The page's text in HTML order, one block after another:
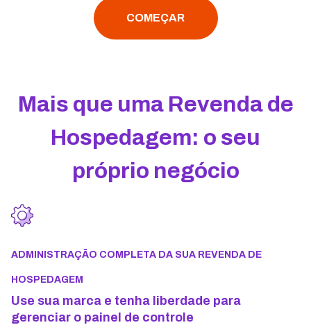
COMEÇAR
Mais que uma Revenda de
Hospedagem: o seu
próprio negócio
ADMINISTRAÇÃO COMPLETA DA SUA REVENDA DE
HOSPEDAGEM
Use sua marca e tenha liberdade para
gerenciar o painel de controle